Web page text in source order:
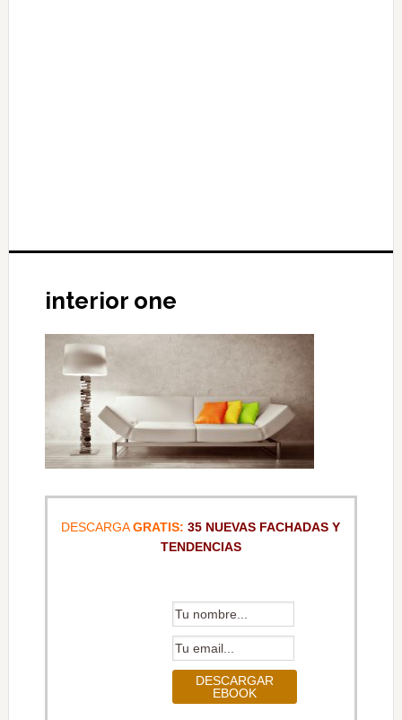
interior one
DESCARGAGRATIS: 35 NUEVAS FACHADAS Y
TENDENCIAS